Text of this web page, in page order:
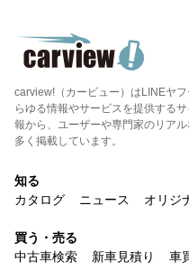
carview!（カービュー）はLINEヤ
らゆる情報やサービスを提供する
報から、ユーザーや専門家のリア
多く掲載しています。
知る
カタログ
ニュース オリジ
買う・売る
中古車検索
新車見積り 車